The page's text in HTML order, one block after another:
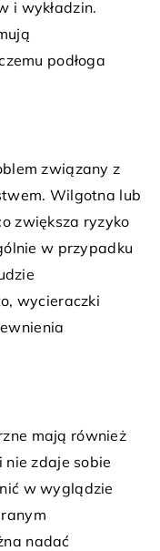
i wykładzin.
podłoga
związany z
Wilgotna lub
zwiększa ryzyko
w przypadku
wycieraczki
mają również
zdaje sobie
w wyglądzie
nadać